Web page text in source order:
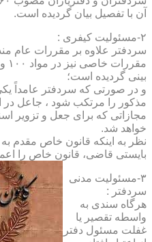
آن با تفصیل بیان گردیده است.
۲-مسئولیت کیفری :
سردفتر علاوه بر مقررات عام
بینی گردیده است؛
و در صورتی که سردفتر عامداً
مذکور را مرتکب شود ، جاعل
مجازاتی که برای جعل و تزویر
خواهد شد.
نظر به اینکه قانون خاص مقدم به
بایستی قاضی، قانون خاص را
۳-مسئولیت مدنی
سردفتر :
هرگاه سندی به
واسطه تقصیر یا
غفلت مسئول دفتر